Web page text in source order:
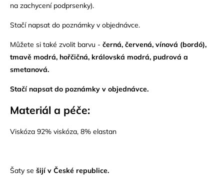
na zachycení podprsenky).
Stačí napsat do poznámky v objednávce.
Můžete si také zvolit barvu - černá, červená, vínová (bordó),
tmavě modrá, hořčičná, královská modrá, pudrová a
smetanová.
Stačí napsat do poznámky v objednávce.
Materiál a péče:
Viskóza 92% viskóza, 8% elastan
Šaty se šijí v České republice.